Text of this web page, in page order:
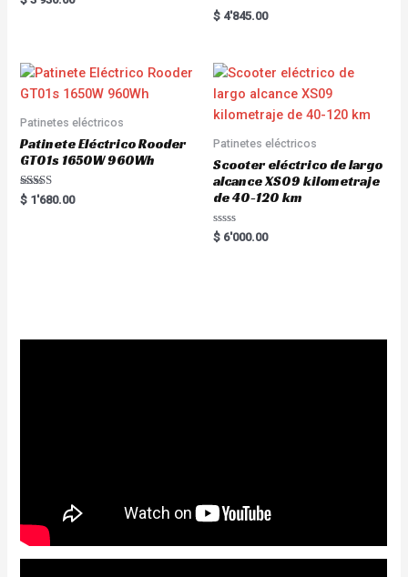
5.00
Rated
5.00
$ 4'845.00
Patinetes eléctricos
Patinete Eléctrico Rooder
GT01s 1650W 960Wh
Rated
5.00
$ 1'680.00
Patinetes eléctricos
Scooter eléctrico de largo
alcance XS09 kilometraje
de 40-120 km
R
a
f
$ 6'000.00